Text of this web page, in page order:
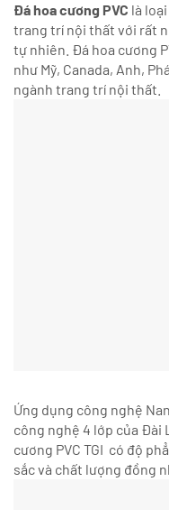
Đá hoa cương PVC là
trang trí nội thất với rất
tự nhiên. Đá hoa cương
như Mỹ, Canada, Anh,
ngành trang trí nội thất.
Ứng dụng công nghệ
công nghệ 4 lớp của Đài
cương PVC TGI có độ
sắc và chất lượng đồng